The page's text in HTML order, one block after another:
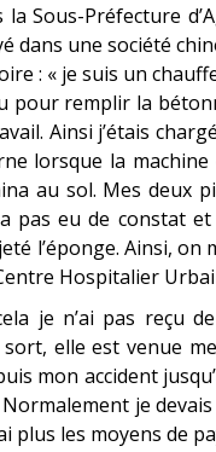
Sous-Préfecture
dans une société
: « je suis un
remplir la
Ainsi j’étais
lorsque la
au sol. Mes deux
pas eu de constat
l’éponge. Ainsi, on
Hospitalier
je n’ai pas reçu
elle est venue
mon accident
je
plus les moyens de